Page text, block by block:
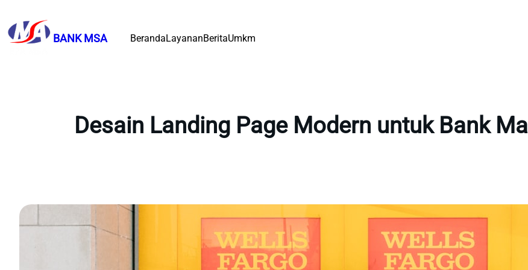
ke
konten
BANK MSA BerandaLayananBeritaUmkm
Desain Landing Page Modern untuk Bank